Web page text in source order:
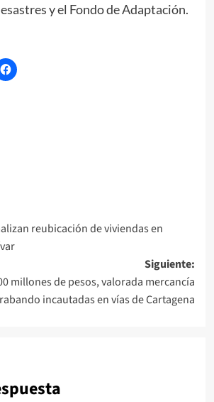
y el Fondo de Adaptación.
reubicación de viviendas en
Siguiente:
millones de pesos, valorada mercancía
incautadas en vías de Cartagena